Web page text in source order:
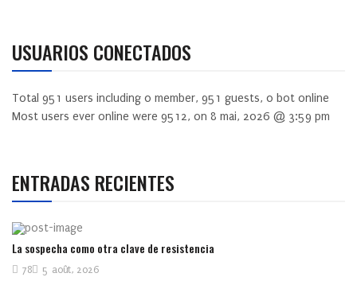
USUARIOS CONECTADOS
Total 951 users including 0 member, 951 guests, 0 bot online
Most users ever online were 9512, on 8 mai, 2026 @ 3:59 pm
ENTRADAS RECIENTES
La sospecha como otra clave de resistencia
5 août, 2026
78